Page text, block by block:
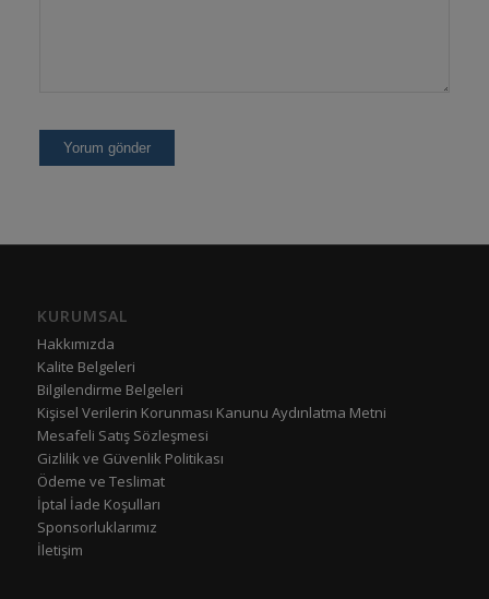
KURUMSAL
Hakkımızda
Kalite Belgeleri
Bilgilendirme Belgeleri
Kişisel Verilerin Korunması Kanunu Aydınlatma Metni
Mesafeli Satış Sözleşmesi
Gizlilik ve Güvenlik Politikası
Ödeme ve Teslimat
İptal İade Koşulları
Sponsorluklarımız
İletişim